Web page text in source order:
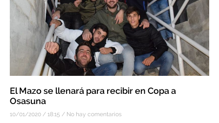
El Mazo se llenará para recibir en Copa a
Osasuna
10/01/2020 18:15 No hay comentarios